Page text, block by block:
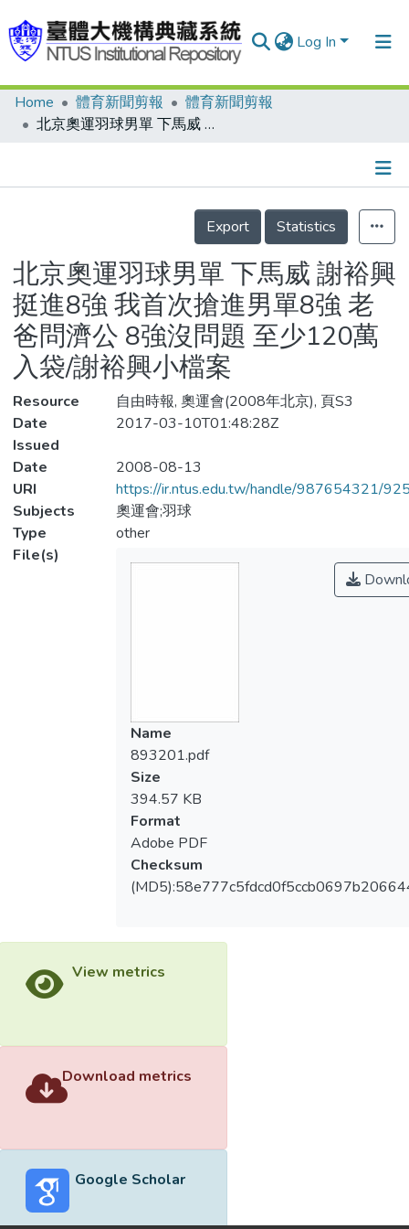
Log In
Communities & Collections
Statistics
Home 體育新聞剪報
體育新聞剪報
北京奧運羽球男單 下馬威 謝裕興挺進8強 我首次搶進男單8強 老爸問濟公 8強沒問題 至少120萬入袋/謝裕興小檔案
Details
Export
Statistics
北京奧運羽球男單 下馬威 謝裕興
挺進8強 我首次搶進男單8強 老
爸問濟公 8強沒問題 至少120萬
入袋/謝裕興小檔案
Resource
自由時報, 奧運會(2008年北京), 頁S3
Date
Issued
2017-03-10T01:48:28Z
Date
2008-08-13
URI
https://ir.ntus.edu.tw/handle/987654321/
Subjects
奧運會;羽球
Type
other
File(s)
Name
893201.pdf
Size
394.57 KB
Format
Adobe PDF
Checksum
View metrics
Download metrics
Google Scholar